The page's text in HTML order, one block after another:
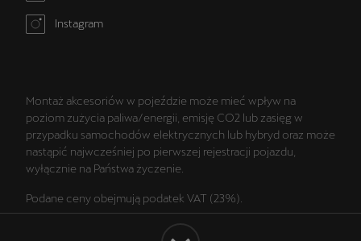
Instagram
Montaż akcesoriów w pojeździe może mieć wpływ na
poziom zużycia paliwa/energii, emisję CO2 lub zasięg w
przypadku samochodów elektrycznych lub hybryd oraz może
nastąpić najwcześniej po pierwszej rejestracji pojazdu,
wyłącznie na Państwa życzenie.
Podane ceny obejmują podatek VAT (23%).
Wszelkie prezentowane informacje, w szczególności zdjęcia,